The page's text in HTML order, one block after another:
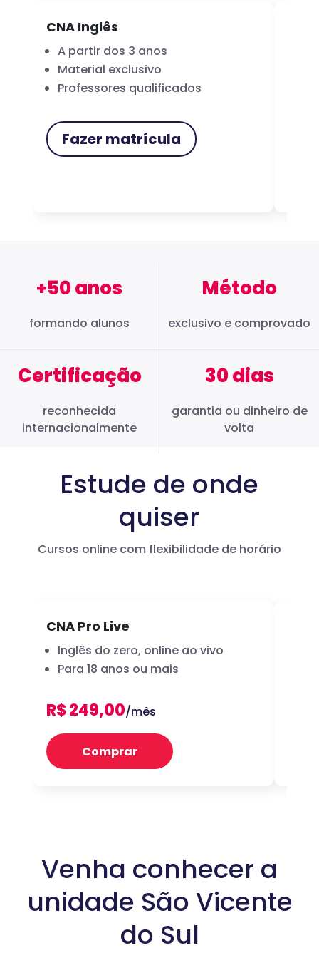
CNA Inglês
A partir dos 3 anos
Material exclusivo
Professores qualificados
Fazer matrícula
+50 anos
formando alunos
Método
exclusivo e comprovado
Certificação
reconhecida
internacionalmente
30 dias
garantia ou dinheiro de
volta
Estude de onde
quiser
Cursos online com flexibilidade de horário
CNA Pro Live
Inglês do zero, online ao vivo
Para 18 anos ou mais
R$ 249,00/mês
Comprar
Venha conhecer a
unidade São Vicente
do Sul